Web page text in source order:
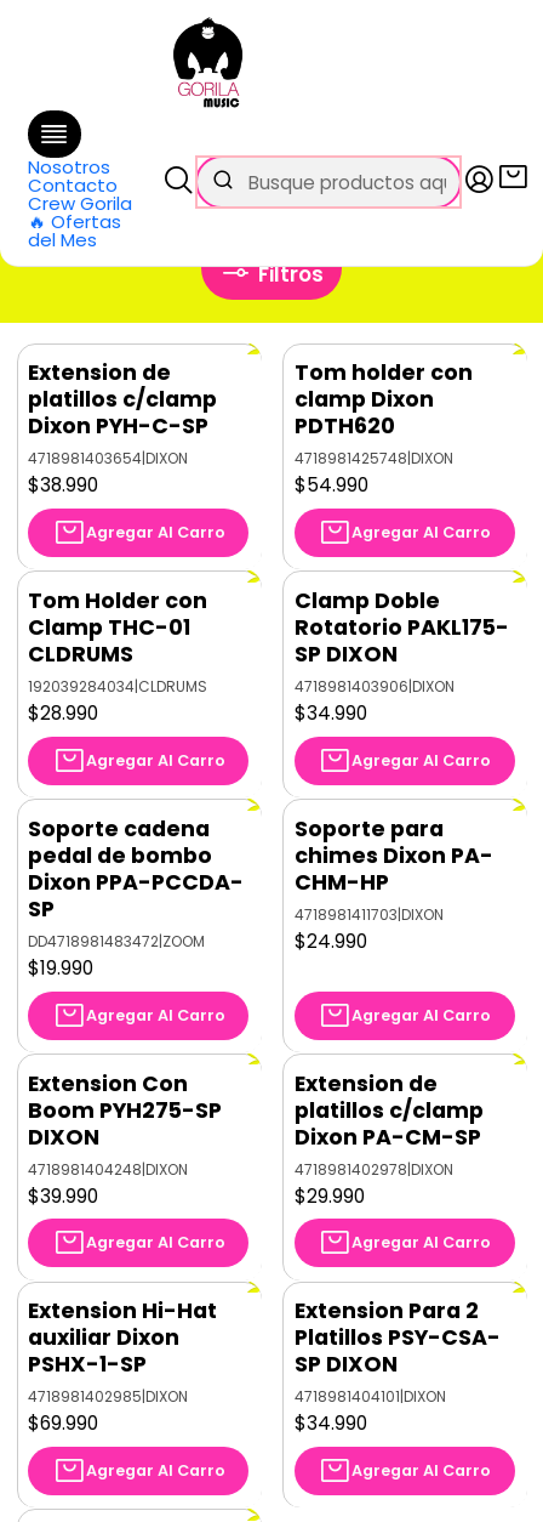
Nosotros
Contacto
Crew Gorila
🔥 Ofertas
del Mes
GRATIS
en Santiago y $99.990 en Regiones
Categorías Baterías y Percusión
Atriles y Piezas
Soportes y Clamps
Filtros
Extension de
platillos c/clamp
Dixon PYH-C-SP
4718981403654|DIXON
$38.990
Agregar Al Carro
Tom holder con
clamp Dixon
PDTH620
4718981425748|DIXON
$54.990
Agregar Al Carro
Tom Holder con
Clamp THC-01
CLDRUMS
192039284034|CLDRUMS
$28.990
Agregar Al Carro
Clamp Doble
Rotatorio PAKL175-
SP DIXON
4718981403906|DIXON
$34.990
Agregar Al Carro
Soporte cadena
pedal de bombo
Dixon PPA-PCCDA-
SP
DD4718981483472|ZOOM
$19.990
Agregar Al Carro
Soporte para
chimes Dixon PA-
CHM-HP
4718981411703|DIXON
$24.990
Agregar Al Carro
Extension Con
Boom PYH275-SP
DIXON
4718981404248|DIXON
$39.990
Agregar Al Carro
Extension de
platillos c/clamp
Dixon PA-CM-SP
4718981402978|DIXON
$29.990
Agregar Al Carro
Extension Hi-Hat
auxiliar Dixon
PSHX-1-SP
4718981402985|DIXON
$69.990
Agregar Al Carro
Extension Para 2
Platillos PSY-CSA-
SP DIXON
4718981404101|DIXON
$34.990
Agregar Al Carro